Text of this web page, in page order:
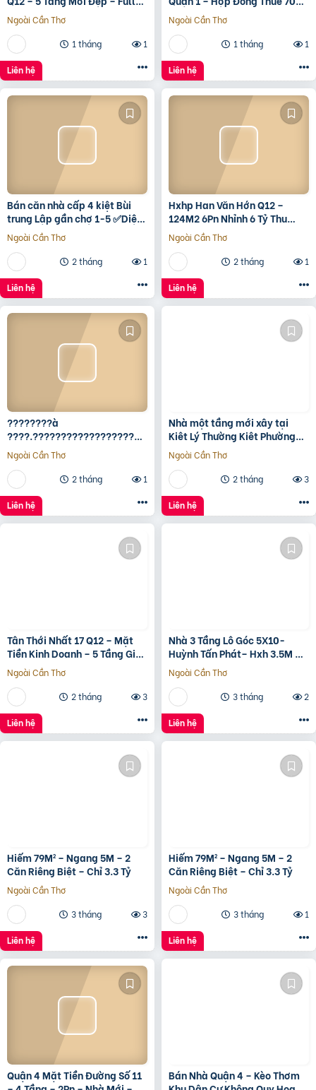
Nội Thất – Giá 7.3 Tỷ
Ngoài Cần Thơ
1 tháng
1
Liên hệ
Triệu/Tháng – 490 Tỷ
Ngoài Cần Thơ
1 tháng
1
Liên hệ
Bán căn nhà cấp 4 kiệt Bùi
trung Lập gần chợ 1-5 ✅Diện
tích 5*22 ✅Hướng Tây Bắc
✅Đường oto thông
Ngoài Cần Thơ
2 tháng
1
Liên hệ
Hxhp Han Văn Hớn Q12 –
124M2 6Pn Nhỉnh 6 Tỷ Thu
15Tr/Tháng
Ngoài Cần Thơ
2 tháng
1
Liên hệ
????????à
????.????????????????????,
???????????????? ????
ộ???? ????????ấ????, ????
ó???? ???? ????ặ????
????????ề????
????????????, ????????á
????.???? ????ỷ
Ngoài Cần Thơ
2 tháng
1
Liên hệ
Nhà một tầng mới xây tại
Kiêt Lý Thường Kiêt Phường
nam Đông Hà Quảng Trị
Ngoài Cần Thơ
2 tháng
3
Liên hệ
Tân Thới Nhất 17 Q12 – Mặt
Tiền Kinh Doanh – 5 Tầng Giá
13.6 Tỷ
Ngoài Cần Thơ
2 tháng
3
Liên hệ
Nhà 3 Tầng Lô Góc 5X10-
Huỳnh Tấn Phát– Hxh 3.5M –
Kinh Doanh Tốt – Shr Hoàn
Công Đủ- Giá 3 Tỷ Hơn.
Ngoài Cần Thơ
3 tháng
2
Liên hệ
Hiếm 79M² – Ngang 5M – 2
Căn Riêng Biệt – Chỉ 3.3 Tỷ
Ngoài Cần Thơ
3 tháng
3
Liên hệ
Hiếm 79M² – Ngang 5M – 2
Căn Riêng Biệt – Chỉ 3.3 Tỷ
Ngoài Cần Thơ
3 tháng
1
Liên hệ
Quận 4 Mặt Tiền Đường Số 11
Bán Nhà Quận 4 – Kèo Thơm